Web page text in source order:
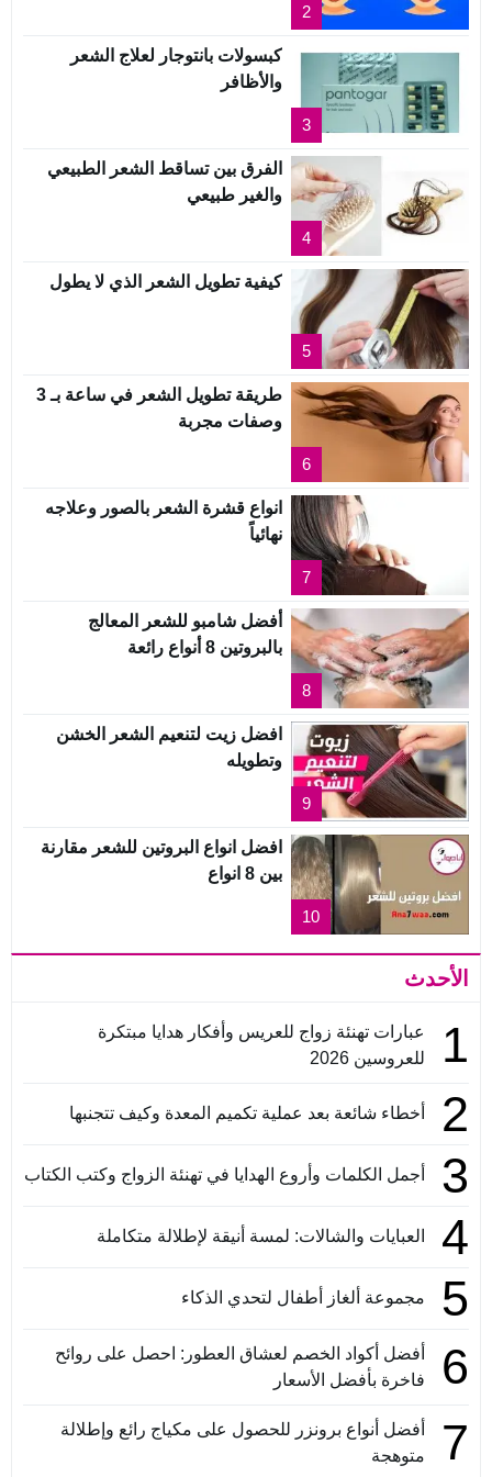
2
3
كبسولات بانتوجار لعلاج الشعر
والأظافر
4
الفرق بين تساقط الشعر الطبيعي
والغير طبيعي
5
كيفية تطويل الشعر الذي لا يطول
6
طريقة تطويل الشعر في ساعة بـ 3
وصفات مجربة
7
انواع قشرة الشعر بالصور وعلاجه
نهائياً
8
أفضل شامبو للشعر المعالج
بالبروتين 8 أنواع رائعة
9
افضل زيت لتنعيم الشعر الخشن
وتطويله
10
افضل انواع البروتين للشعر مقارنة
بين 8 انواع
الأحدث
1
عبارات تهنئة زواج للعريس وأفكار هدايا مبتكرة
للعروسين 2026
2 أخطاء شائعة بعد عملية تكميم المعدة وكيف تتجنبها
3 أجمل الكلمات وأروع الهدايا في تهنئة الزواج وكتب الكتاب
4 العبايات والشالات: لمسة أنيقة لإطلالة متكاملة
5 مجموعة ألغاز أطفال لتحدي الذكاء
6
أفضل أكواد الخصم لعشاق العطور: احصل على روائح
فاخرة بأفضل الأسعار
7
أفضل أنواع برونزر للحصول على مكياج رائع وإطلالة
متوهجة